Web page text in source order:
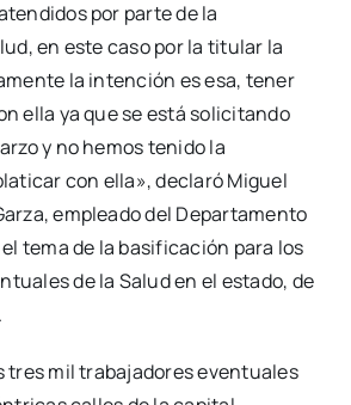
por parte de la
en este caso por la titular la
la intención es esa, tener
ella ya que se está solicitando
y no hemos tenido la
con ella», declaró Miguel
empleado del Departamento
tema de la basificación para los
de la Salud en el estado, de
tres mil trabajadores eventuales